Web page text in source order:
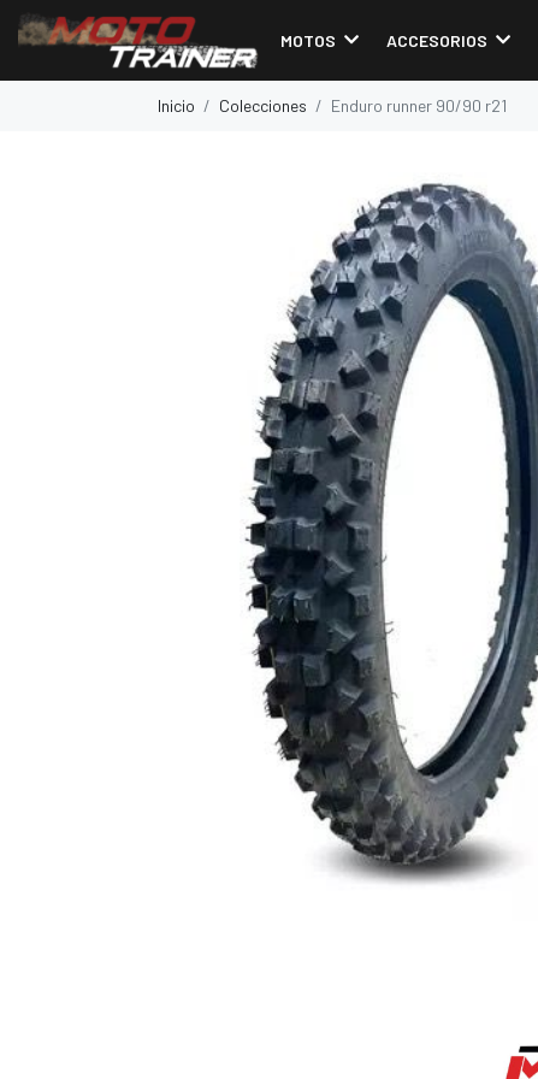
MOTOS ACCESORIOS
Inicio Colecciones Enduro runner 90/90 r21